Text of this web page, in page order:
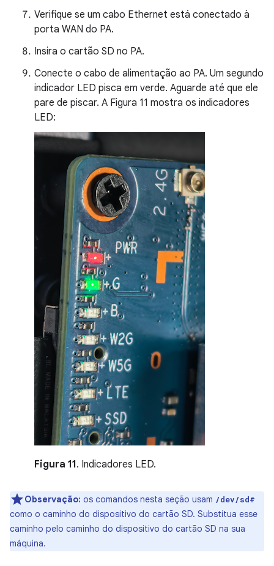
Verifique se um cabo Ethernet está conectado à
porta WAN do PA.
Insira o cartão SD no PA.
Conecte o cabo de alimentação ao PA. Um segundo
indicador LED pisca em verde. Aguarde até que ele
pare de piscar. A Figura 11 mostra os indicadores
LED:
Figura 11. Indicadores LED.
Observação: os comandos nesta seção usam /dev/sd#
como o caminho do dispositivo do cartão SD. Substitua esse
caminho pelo caminho do dispositivo do cartão SD na sua
máquina.